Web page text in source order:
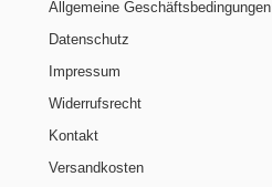
Allgemeine Geschäftsbedingungen
Datenschutz
Impressum
Widerrufsrecht
Kontakt
Versandkosten